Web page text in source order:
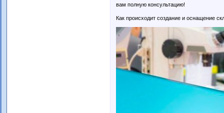
вам полную консультацию!
Как происходит создание и оснащение